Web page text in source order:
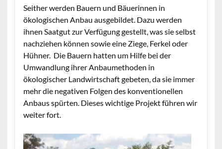
Seither werden Bauern und Bäuerinnen in
ökologischen Anbau ausgebildet. Dazu werden
ihnen Saatgut zur Verfügung gestellt, was sie selbst
nachziehen können sowie eine Ziege, Ferkel oder
Hühner. Die Bauern hatten um Hilfe bei der
Umwandlung ihrer Anbaumethoden in
ökologischer Landwirtschaft gebeten, da sie immer
mehr die negativen Folgen des konventionellen
Anbaus spürten. Dieses wichtige Projekt führen wir
weiter fort.